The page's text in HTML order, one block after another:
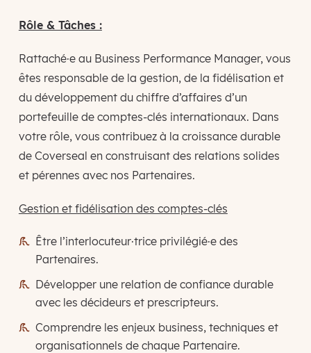
Rôle & Tâches :
Rattaché·e au Business Performance Manager, vous
êtes responsable de la gestion, de la fidélisation et
du développement du chiffre d’affaires d’un
portefeuille de comptes-clés internationaux. Dans
votre rôle, vous contribuez à la croissance durable
de Coverseal en construisant des relations solides
et pérennes avec nos Partenaires.
Gestion et fidélisation des comptes-clés
Être l’interlocuteur·trice privilégié·e des
Partenaires.
Développer une relation de confiance durable
avec les décideurs et prescripteurs.
Comprendre les enjeux business, techniques et
organisationnels de chaque Partenaire.